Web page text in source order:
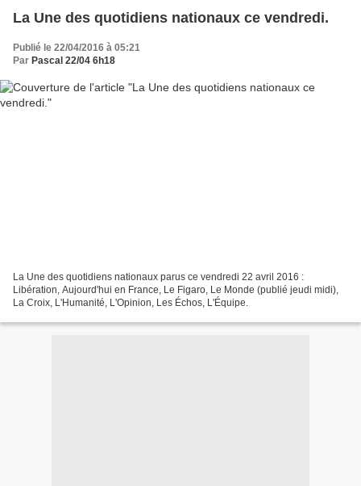
La Une des quotidiens nationaux ce vendredi.
Publié le 22/04/2016 à 05:21
Par Pascal 22/04 6h18
La Une des quotidiens nationaux parus ce vendredi 22 avril 2016 :
Libération, Aujourd'hui en France, Le Figaro, Le Monde (publié jeudi midi),
La Croix, L'Humanité, L'Opinion, Les Échos, L'Équipe.